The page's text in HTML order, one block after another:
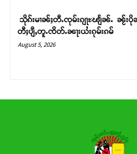
သိုၵ်းမၢၼ်ႈတီႉၸုမ်းၵျႃႊၽျႅၼ်ႉ ၼႂ်းပို
တီႈပျီႇတူႉၸိတ်ႉၼႃးယႆးၵုမ်းၵမ်
August 5, 2026